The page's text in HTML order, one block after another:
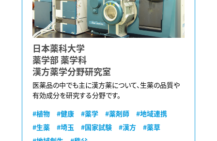
日本薬科大学
薬学部 薬学科
漢方薬学分野研究室
医薬品の中でも主に漢方薬について、生薬の品質や
有効成分を研究する分野です。
#植物
#健康 #薬学 #薬剤師
#地域連携
#生薬
#埼玉 #国家試験 #漢方
#薬草